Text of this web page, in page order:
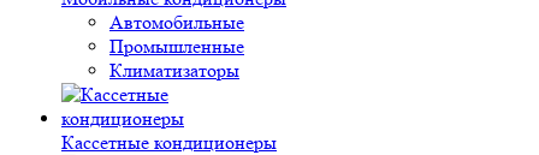
Автомобильные
Промышленные
Климатизаторы
Кассетные кондиционеры